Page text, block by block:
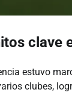
clave
estuvo
clubes,